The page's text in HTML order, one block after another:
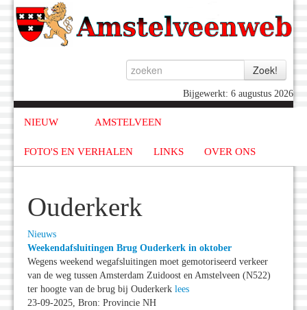
Bijgewerkt: 6 augustus 2026
NIEUW AMSTELVEEN
FOTO'S EN VERHALEN LINKS OVER ONS
Ouderkerk
Nieuws
Weekendafsluitingen Brug Ouderkerk in oktober
Wegens weekend wegafsluitingen moet gemotoriseerd verkeer
van de weg tussen Amsterdam Zuidoost en Amstelveen (N522)
ter hoogte van de brug bij Ouderkerk lees
23-09-2025, Bron: Provincie NH